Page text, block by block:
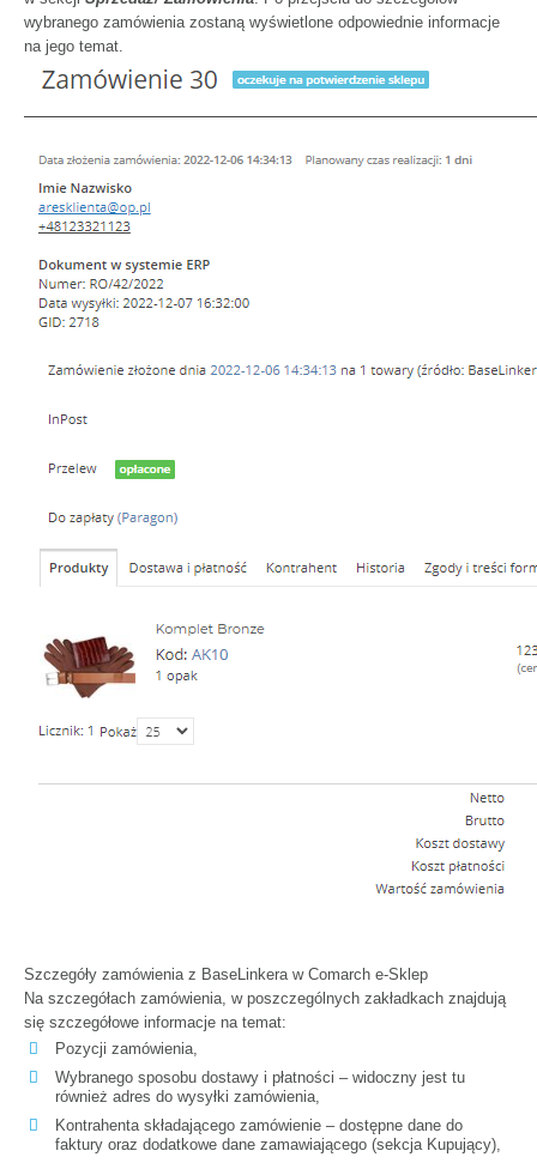
wybranego zamówienia zostaną wyświetlone odpowiednie informacje
na jego temat.
Szczegóły zamówienia z BaseLinkera w Comarch e-Sklep
Na szczegółach zamówienia, w poszczególnych zakładkach znajdują
się szczegółowe informacje na temat:
Pozycji zamówienia,
Wybranego sposobu dostawy i płatności – widoczny jest tu
również adres do wysyłki zamówienia,
Kontrahenta składającego zamówienie – dostępne dane do
faktury oraz dodatkowe dane zamawiającego (sekcja Kupujący),